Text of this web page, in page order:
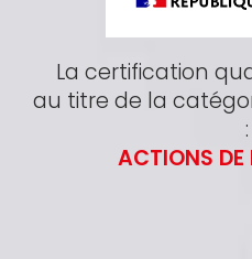
La certification
au titre de la
:
ACTIONS